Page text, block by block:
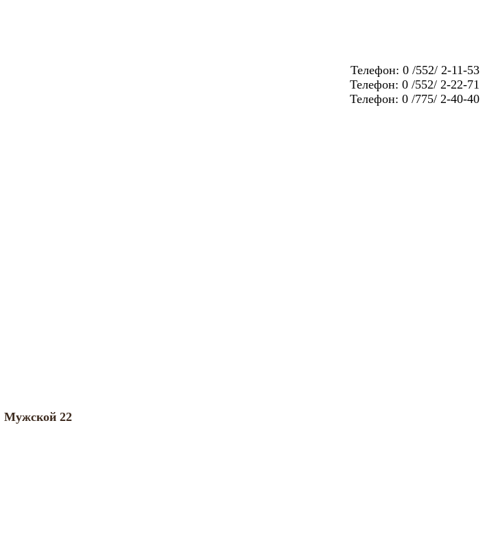
Телефон: 0 /552/ 2-11-53
Телефон: 0 /552/ 2-22-71
Телефон: 0 /775/ 2-40-40
Мужской 22